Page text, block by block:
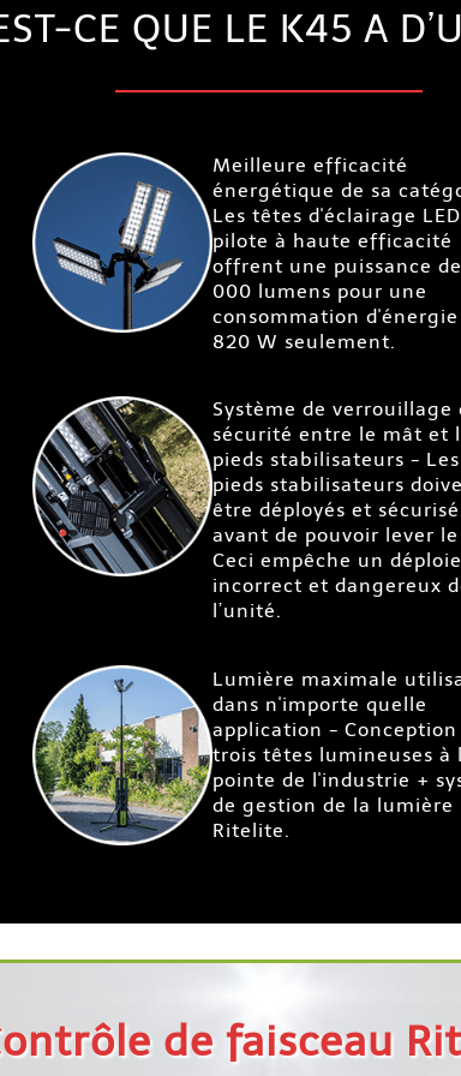
CE QUE LE K45 A
Meilleure efficacité
énergétique de sa
Les têtes d'éclairage
pilote à haute efficacité
offrent une puissance
000 lumens pour une
consommation d'énergie
820 W seulement.
Système de verrouillage
sécurité entre le mât et
pieds stabilisateurs -
pieds stabilisateurs
être déployés et
avant de pouvoir lever
Ceci empêche un
incorrect et dangereux
l’unité.
Lumière maximale
dans n'importe quelle
application - Conception
trois têtes lumineuses à
pointe de l'industrie +
de gestion de la lumière
Ritelite.
de faisceau